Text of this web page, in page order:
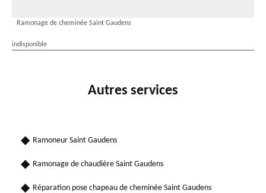
Ramonage de cheminée Saint Gaudens
indisponible
Autres services
Ramoneur Saint Gaudens
Ramonage de chaudière Saint Gaudens
Réparation pose chapeau de cheminée Saint Gaudens